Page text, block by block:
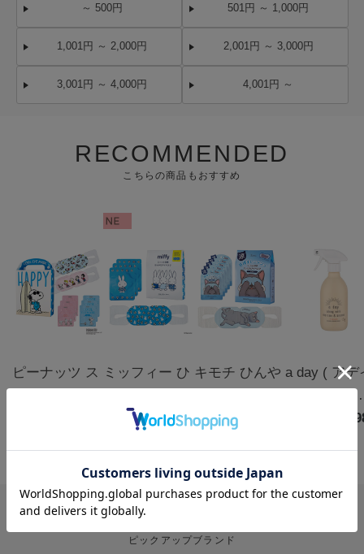
～ 500円 501円 ～ 1,000円
1,001円 ～ 2,000円 2,001円 ～ 3,000円
3,001円 ～ 4,000円 4,001円 ～
RECOMMENDED
こちらの商品もおすすめ
ピーナッツ ス
ミッフィー ひ
スク3枚 カモ
￥770
キモチ ひんや
5枚 無香料
a day ( アデ
) アロマルー
ムミスト フ
￥
PICK UP BRAND
ピックアップブランド